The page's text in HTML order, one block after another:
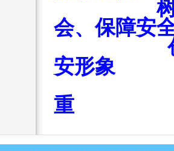
树形象
会、保障安
创品牌
安形象
重